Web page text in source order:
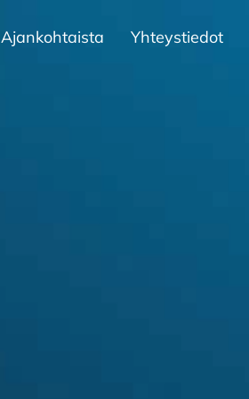
Ajankohtaista Yhteystiedot